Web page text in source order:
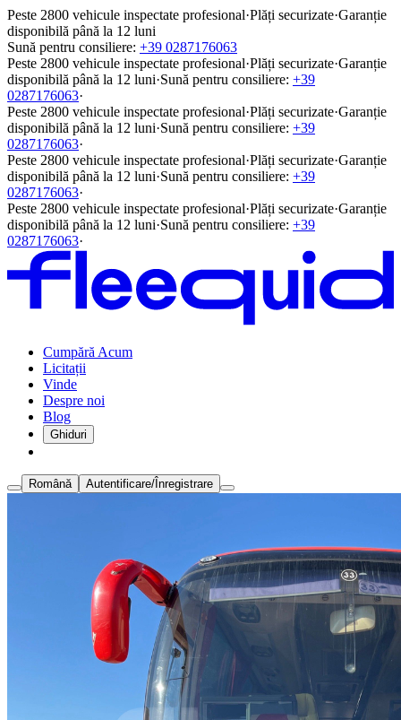
Peste 2800 vehicule inspectate profesional·Plăți securizate·Garanție
disponibilă până la 12 luni
Sună pentru consiliere: +39 0287176063
Peste 2800 vehicule inspectate profesional·Plăți securizate·Garanție
disponibilă până la 12 luni·Sună pentru consiliere: +39
0287176063·
Peste 2800 vehicule inspectate profesional·Plăți securizate·Garanție
disponibilă până la 12 luni·Sună pentru consiliere: +39
0287176063·
Peste 2800 vehicule inspectate profesional·Plăți securizate·Garanție
disponibilă până la 12 luni·Sună pentru consiliere: +39
0287176063·
Peste 2800 vehicule inspectate profesional·Plăți securizate·Garanție
disponibilă până la 12 luni·Sună pentru consiliere: +39
0287176063·
Cumpără Acum
Licitații
Vinde
Despre noi
Blog
Ghiduri
Română Autentificare/Înregistrare